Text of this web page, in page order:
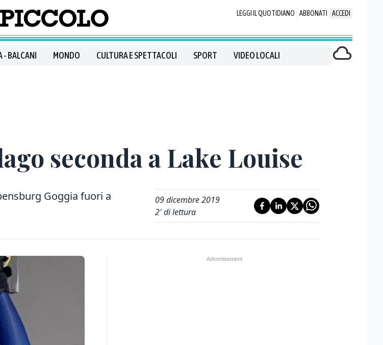
LEGGI IL QUOTIDIANO ABBONATI ACCEDI
- BALCANI MONDO CULTURA E SPETTACOLI SPORT VIDEO LOCALI
seconda a Lake Louise
Goggia fuori a
09 dicembre 2019
2' di lettura